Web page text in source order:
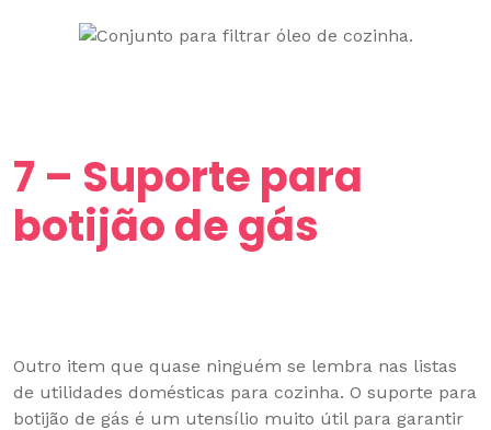
7 – Suporte para
botijão de gás
Outro item que quase ninguém se lembra nas listas
de utilidades domésticas para cozinha. O suporte para
botijão de gás é um utensílio muito útil para garantir